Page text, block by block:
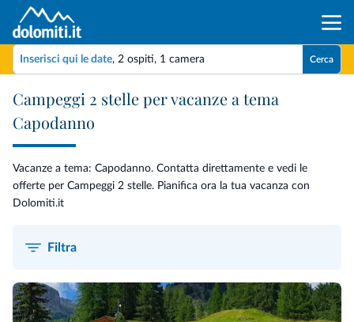
Inserisci qui le date, 2 ospiti, 1 camera Cerca
Campeggi 2 stelle per vacanze a tema
Capodanno
Vacanze a tema: Capodanno. Contatta direttamente e vedi le
offerte per Campeggi 2 stelle. Pianifica ora la tua vacanza con
Dolomiti.it
Filtra